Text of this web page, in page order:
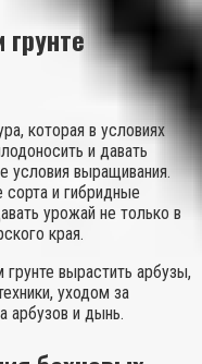
которая в условиях
и давать
условия выращивания.
и гибридные
урожай не только в
края.
вырастить арбузы,
уходом за
арбузов и дынь.